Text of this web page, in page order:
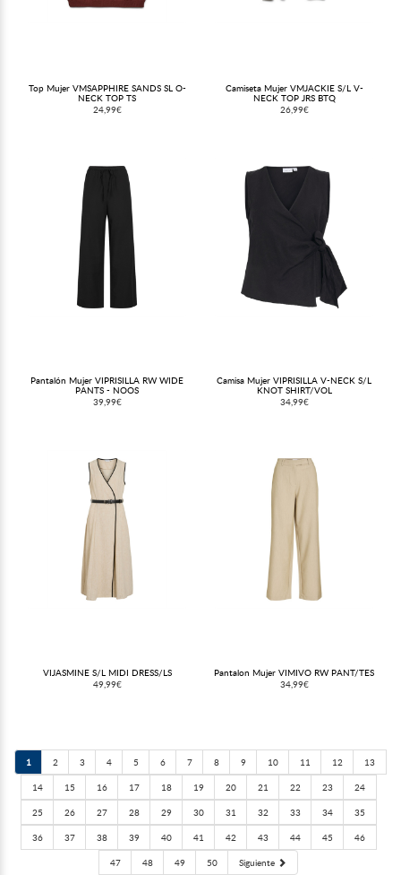
Top Mujer VMSAPPHIRE SANDS SL O-
NECK TOP TS
24,99€
Camiseta Mujer VMJACKIE S/L V-
NECK TOP JRS BTQ
26,99€
Pantalón Mujer VIPRISILLA RW WIDE
PANTS - NOOS
39,99€
Camisa Mujer VIPRISILLA V-NECK S/L
KNOT SHIRT/VOL
34,99€
VIJASMINE S/L MIDI DRESS/LS
49,99€
Pantalon Mujer VIMIVO RW PANT/TES
34,99€
1 2 3 4 5 6 7 8 9 10 11 12
13
14
15 16 17 18 19 20 21 22 23
24
25
26 27 28 29 30 31 32 33 34
35
36
37 38 39 40 41 42 43 44 45
46
47
48 49 50 Siguiente